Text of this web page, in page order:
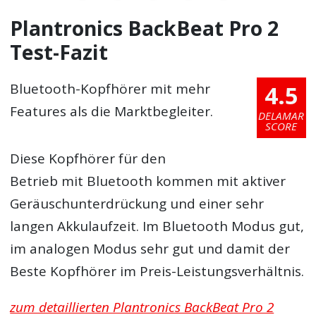
Plantronics BackBeat Pro 2
Test-Fazit
4.5
DELAMAR
SCORE
Bluetooth-Kopfhörer mit mehr
Features als die Marktbegleiter.
Diese Kopfhörer für den
Betrieb mit Bluetooth kommen mit aktiver
Geräuschunterdrückung und einer sehr
langen Akkulaufzeit. Im Bluetooth Modus gut,
im analogen Modus sehr gut und damit der
Beste Kopfhörer im Preis-Leistungsverhältnis.
zum detaillierten Plantronics BackBeat Pro 2